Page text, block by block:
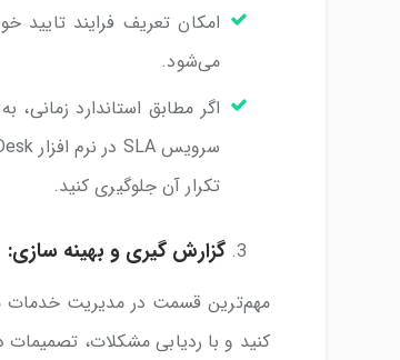
امکان تعریف فرایند تایید
می‌شود.
اگر مطابق استاندارد
تکرار آن جلوگیری کنید.
گزارش گیری و بهینه سازی:
مهم‌ترین قسمت در مدیریت
کنید و با ردیابی مشکلات، تصمیمات